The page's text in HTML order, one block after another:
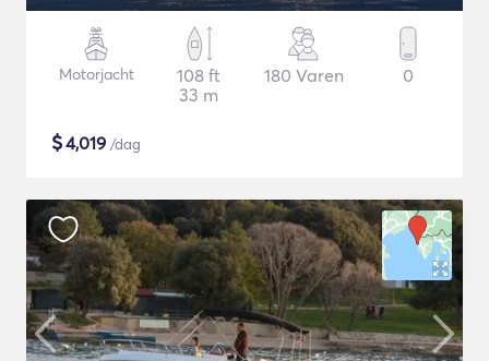
Motorjacht
108 ft
33 m
180 Varen 0
$4,019 /dag